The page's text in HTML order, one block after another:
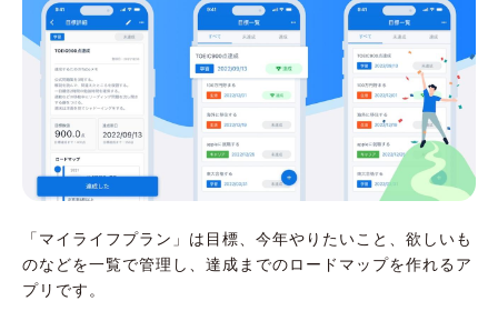
「マイライフプラン」は目標、今年やりたいこと、欲しいも
のなどを一覧で管理し、達成までのロードマップを作れるア
プリです。